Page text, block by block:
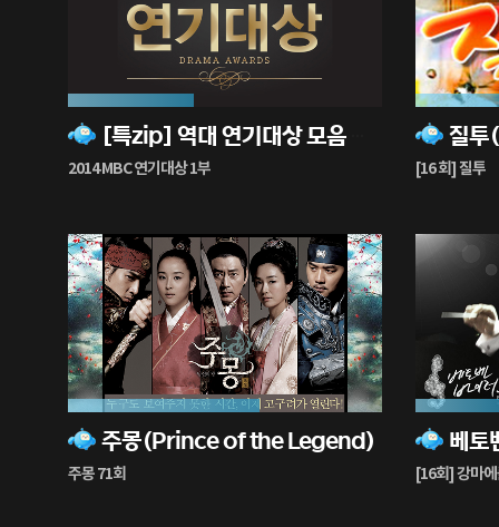
2014 MBC 연기대상 1부
40%
재
생
질
[16 회] 질투
34%
재
생
주몽(Prince of the Legend)
주몽 71회
61%
재
생
[16회] 강마
31%
재
생